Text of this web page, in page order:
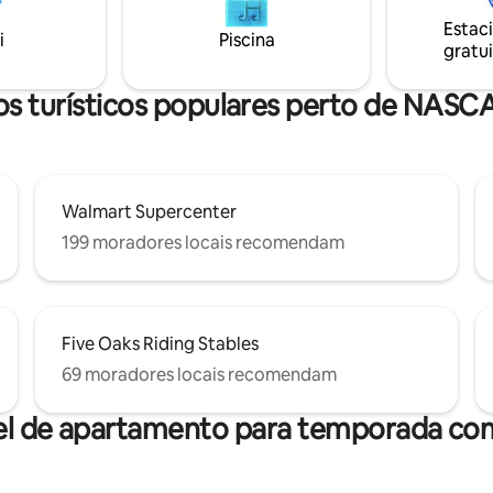
e Bluetooth. Cama queen
Number. Não são permitidos
Acomoda duas pessoas: um
com cama king size. A poucos
de Dollywood e Pigeon Forge,
por perto.
Piscina
turísticos populares perto de
Walmart Supercenter
199 moradores locais recomendam
Five Oaks Riding Stables
69 moradores locais recomendam
de apartamento para temporada